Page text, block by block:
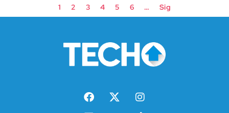
1 2 3 4 5 6 … Sig